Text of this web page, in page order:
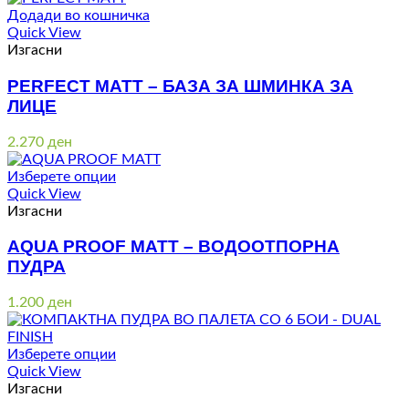
Додади во кошничка
Quick View
Изгасни
PERFECT MATT – БАЗА ЗА ШМИНКА ЗА
ЛИЦЕ
2.270 ден
Изберете опции
Quick View
Изгасни
AQUA PROOF MATT – ВОДООТПОРНА
ПУДРА
1.200 ден
Изберете опции
Quick View
Изгасни